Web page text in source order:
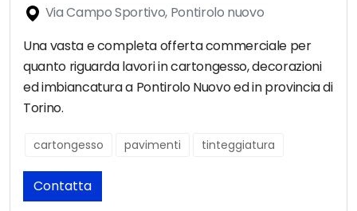
Via Campo Sportivo, Pontirolo nuovo
Una vasta e completa offerta commerciale per
quanto riguarda lavori in cartongesso, decorazioni
ed imbiancatura a Pontirolo Nuovo ed in provincia di
Torino.
cartongesso pavimenti tinteggiatura
Contatta